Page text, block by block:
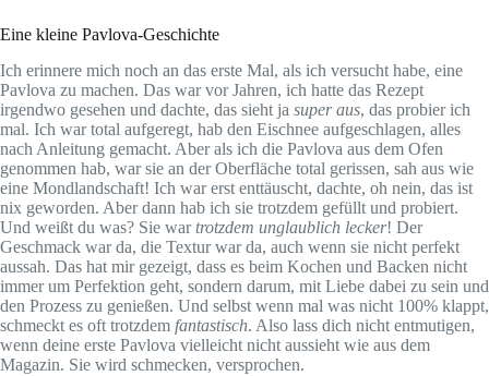
Eine kleine Pavlova-Geschichte
Ich erinnere mich noch an das erste Mal, als ich versucht habe, eine
Pavlova zu machen. Das war vor Jahren, ich hatte das Rezept
irgendwo gesehen und dachte, das sieht ja super aus, das probier ich
mal. Ich war total aufgeregt, hab den Eischnee aufgeschlagen, alles
nach Anleitung gemacht. Aber als ich die Pavlova aus dem Ofen
genommen hab, war sie an der Oberfläche total gerissen, sah aus wie
eine Mondlandschaft! Ich war erst enttäuscht, dachte, oh nein, das ist
nix geworden. Aber dann hab ich sie trotzdem gefüllt und probiert.
Und weißt du was? Sie wartrotzdem unglaublich lecker! Der
Geschmack war da, die Textur war da, auch wenn sie nicht perfekt
aussah. Das hat mir gezeigt, dass es beim Kochen und Backen nicht
immer um Perfektion geht, sondern darum, mit Liebe dabei zu sein und
den Prozess zu genießen. Und selbst wenn mal was nicht 100% klappt,
schmeckt es oft trotzdem fantastisch. Also lass dich nicht entmutigen,
wenn deine erste Pavlova vielleicht nicht aussieht wie aus dem
Magazin. Sie wird schmecken, versprochen.